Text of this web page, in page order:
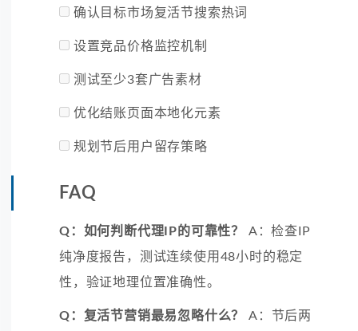
确认目标市场复活节搜索热词
设置竞品价格监控机制
测试至少3套广告素材
优化结账页面本地化元素
规划节后用户留存策略
FAQ
Q：如何判断代理IP的可靠性？
A：检查IP
纯净度报告，测试连续使用48小时的稳定
性，验证地理位置准确性。
Q：复活节营销最易忽略什么？
A：节后两